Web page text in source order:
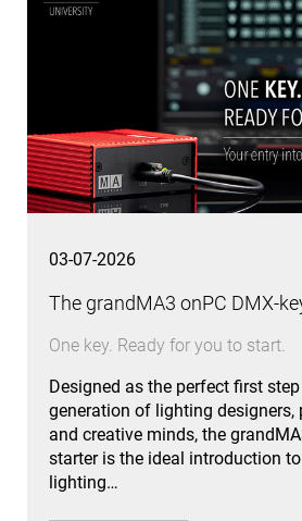
03-07-2026
The grandMA3 onPC DMX-
One key. Ready for you to start.
Designed as the perfect first
generation of lighting designers,
and creative minds, the
starter is the ideal introduction
lighting…